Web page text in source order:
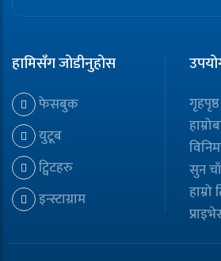
हामिसँग जोडीनुहोस
फेसबुक
युटूब
ट्विटहरु
इन्स्टाग्राम
गृहपृष्ठ
सुन
हाम्रो